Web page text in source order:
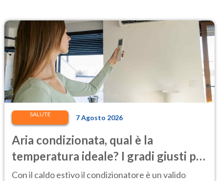
SALUTE 7 Agosto 2026
Aria condizionata, qual è la
temperatura ideale? I gradi giusti per
stare bene e risparmiare
Con il caldo estivo il condizionatore è un valido